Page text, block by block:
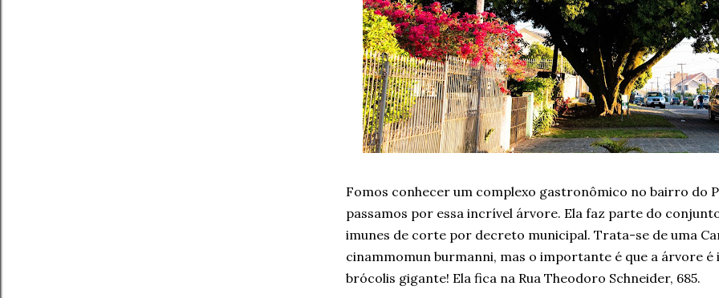
Fomos conhecer um complexo gastronômico no bairro do
passamos por essa incrível árvore. Ela faz parte do
imunes de corte por decreto municipal. Trata-se de uma
cinammomun burmanni, mas o importante é que a árvore é
brócolis gigante! Ela fica na Rua Theodoro Schneider, 685.